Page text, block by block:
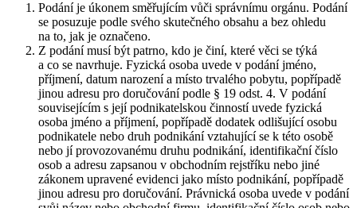
Podání je úkonem směřujícím vůči správnímu orgánu. Podání
se posuzuje podle svého skutečného obsahu a bez ohledu
na to, jak je označeno.
Z podání musí být patrno, kdo je činí, které věci se týká
a co se navrhuje. Fyzická osoba uvede v podání jméno,
příjmení, datum narození a místo trvalého pobytu, popřípadě
jinou adresu pro doručování podle § 19 odst. 4. V podání
souvisejícím s její podnikatelskou činností uvede fyzická
osoba jméno a příjmení, popřípadě dodatek odlišující osobu
podnikatele nebo druh podnikání vztahující se k této osobě
nebo jí provozovanému druhu podnikání, identifikační číslo
osob a adresu zapsanou v obchodním rejstříku nebo jiné
zákonem upravené evidenci jako místo podnikání, popřípadě
jinou adresu pro doručování. Právnická osoba uvede v podání